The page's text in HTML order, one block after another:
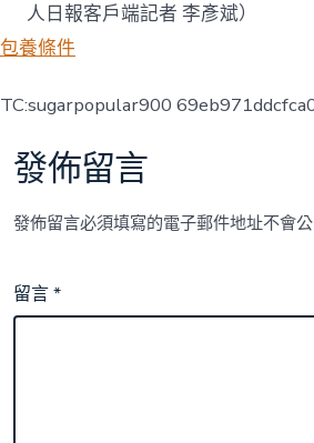
人日報客戶端記者 李彥斌）
包養條件
TC:sugarpopular900
發佈留言
發佈留言必須填寫的電子郵件地址不會公
留言*